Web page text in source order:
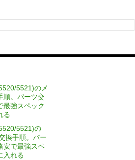
5521)のメ
順。パーツ交
最強スペック
る
5521)の
換手順。パー
安で最強スペ
入れる